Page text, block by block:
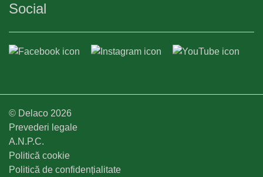
Social
© Delaco 2026
Prevederi legale
A.N.P.C.
Politică cookie
Politică de confidențialitate